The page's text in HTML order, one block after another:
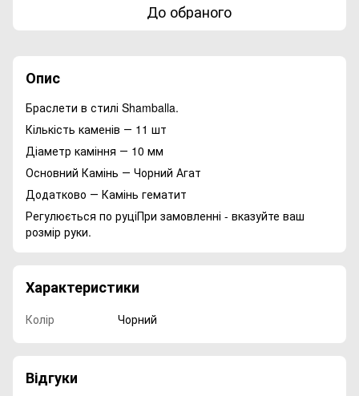
До обраного
Опис
Браслети в стилі Shamballa.
Кількість каменів ― 11 шт
Діаметр каміння ― 10 мм
Основний Камінь ― Чорний Агат
Додатково ― Камінь гематит
Регулюється по руціПри замовленні - вказуйте ваш
розмір руки.
Характеристики
Колір Чорний
Відгуки